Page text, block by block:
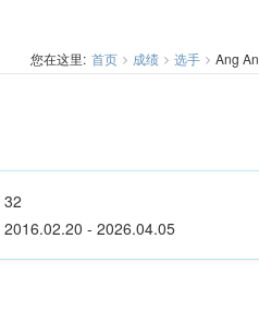
您在这里: 首页 成绩 选手 Ang
32
2016.02.20 - 2026.04.05